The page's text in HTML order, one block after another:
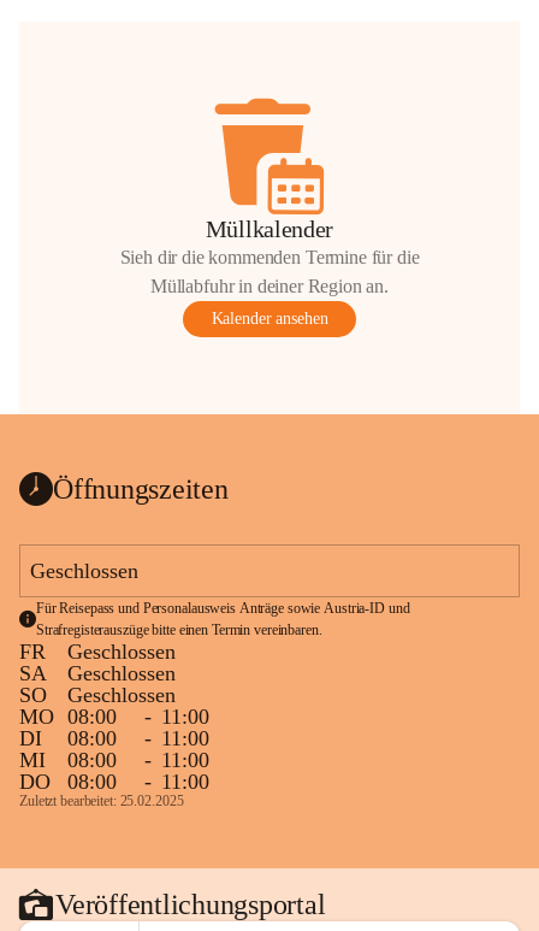
Müllkalender
Sieh dir die kommenden Termine für die
Müllabfuhr in deiner Region an.
Kalender ansehen
Öffnungszeiten
Geschlossen
Für Reisepass und Personalausweis Anträge sowie Austria-ID und
Strafregisterauszüge bitte einen Termin vereinbaren.
FR
Geschlossen
SA
Geschlossen
SO
Geschlossen
MO 08:00 - 11:00
DI
08:00 - 11:00
MI
08:00 - 11:00
DO
08:00 - 11:00
Zuletzt bearbeitet: 25.02.2025
Veröffentlichungsportal